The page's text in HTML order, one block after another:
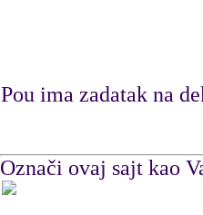
Pou ima zadatak na
Označi ovaj sajt kao